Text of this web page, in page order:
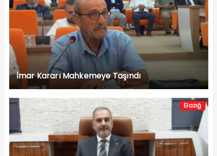
İmar Kararı Mahkemeye Taşındı
Elazığ